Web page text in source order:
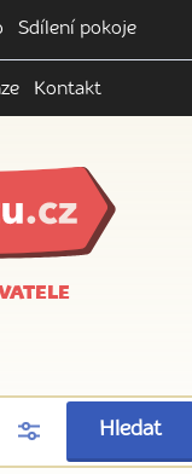
Sdílení pokoje
Kontakt
Hledat